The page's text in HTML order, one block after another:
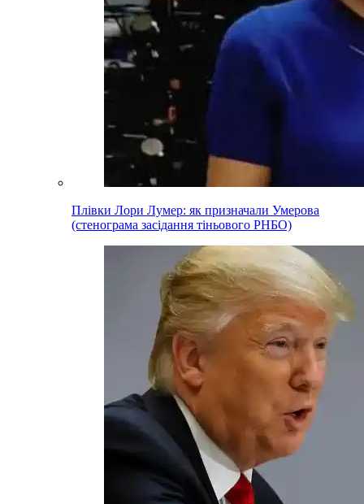
Плівки Лори Лумер: як призначали Умерова
(стенограма засідання тіньового РНБО)